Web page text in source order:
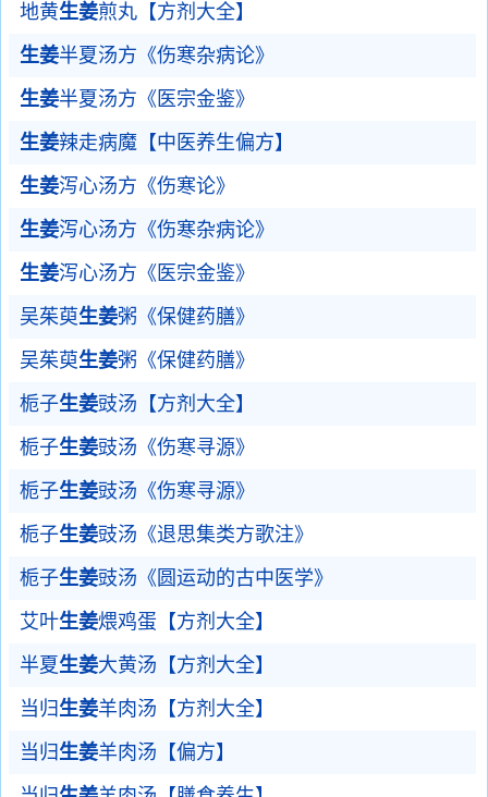
地黄生姜煎丸【方剂大全】
生姜半夏汤方《伤寒杂病论》
生姜半夏汤方《医宗金鉴》
生姜辣走病魔【中医养生偏方】
生姜泻心汤方《伤寒论》
生姜泻心汤方《伤寒杂病论》
生姜泻心汤方《医宗金鉴》
吴茱萸生姜粥《保健药膳》
吴茱萸生姜粥《保健药膳》
栀子生姜豉汤【方剂大全】
栀子生姜豉汤《伤寒寻源》
栀子生姜豉汤《伤寒寻源》
栀子生姜豉汤《退思集类方歌注》
栀子生姜豉汤《圆运动的古中医学》
艾叶生姜煨鸡蛋【方剂大全】
半夏 生姜大黄汤【方剂大全】
当归 生姜羊肉汤【方剂大全】
当归 生姜羊肉汤【偏方】